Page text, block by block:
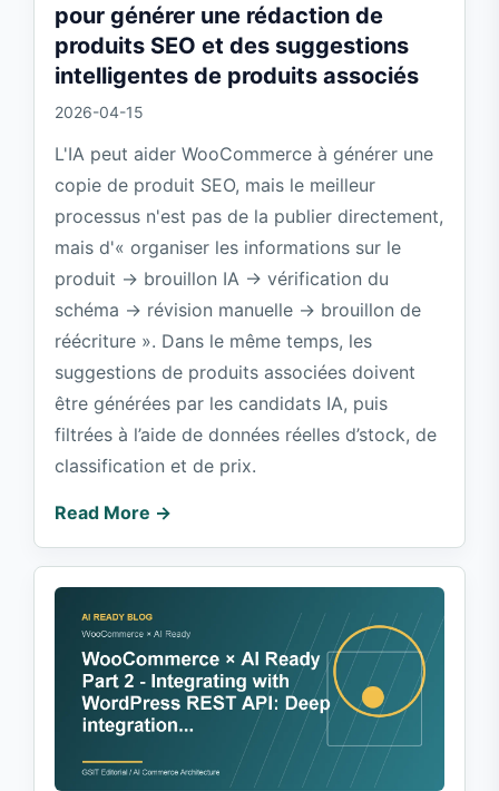
pour générer une rédaction de
produits SEO et des suggestions
intelligentes de produits associés
2026-04-15
L'IA peut aider WooCommerce à générer une
copie de produit SEO, mais le meilleur
processus n'est pas de la publier directement,
mais d'« organiser les informations sur le
produit → brouillon IA → vérification du
schéma → révision manuelle → brouillon de
réécriture ». Dans le même temps, les
suggestions de produits associées doivent
être générées par les candidats IA, puis
filtrées à l’aide de données réelles d’stock, de
classification et de prix.
Read More →